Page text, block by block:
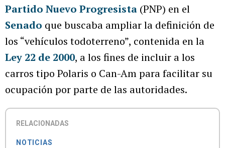
Partido Nuevo Progresista (PNP) en el
Senado que buscaba ampliar la definición de
los “vehículos todoterreno”, contenida en la
Ley 22 de 2000, a los fines de incluir a los
carros tipo Polaris o Can-Am para facilitar su
ocupación por parte de las autoridades.
RELACIONADAS
NOTICIAS